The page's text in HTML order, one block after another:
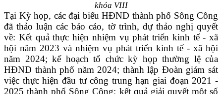
khóa VIII
Tại Kỳ họp, các đại biểu HĐND thành phố Sông Công
đã thảo luận các báo cáo, tờ trình, dự thảo nghị quyết
về: Kết quả thực hiện nhiệm vụ phát triển kinh tế - xã
hội năm 2023 và nhiệm vụ phát triển kinh tế - xã hội
năm 2024; kế hoạch tổ chức kỳ họp thường lệ của
HĐND thành phố năm 2024; thành lập Đoàn giám sát
việc thực hiện đầu tư công trung hạn giai đoạn 2021 -
2025 thành phố Sông Công; kết quả giải quyết một số